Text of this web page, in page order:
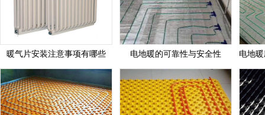
暖气片安装注意事项有哪些 电地暖的可靠性与安全性